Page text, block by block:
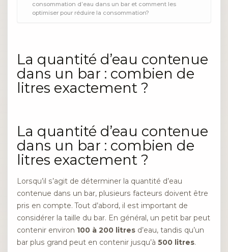
consommation d’eau dans un bar et comment les
optimiser pour réduire la consommation?
La quantité d’eau contenue
dans un bar : combien de
litres exactement ?
La quantité d’eau contenue
dans un bar : combien de
litres exactement ?
Lorsqu’il s’agit de déterminer la quantité d’eau
contenue dans un bar, plusieurs facteurs doivent être
pris en compte. Tout d’abord, il est important de
considérer la taille du bar. En général, un petit bar peut
contenir environ 100 à 200 litres d’eau, tandis qu’un
bar plus grand peut en contenir jusqu’à 500 litres.